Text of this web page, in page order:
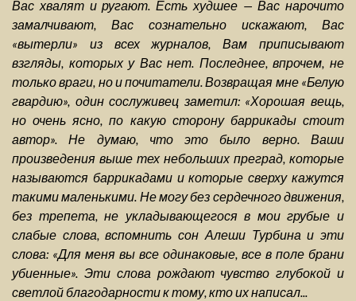
Вас хвалят и ругают. Есть худшее — Вас нарочито
замалчивают, Вас сознательно искажают, Вас
«вытерли» из всех журналов, Вам приписывают
взгляды, которых у Вас нет. Последнее, впрочем, не
только враги, но и почитатели. Возвращая мне «Белую
гвардию», один сослуживец заметил: «Хорошая вещь,
но очень ясно, по какую сторону баррикады стоит
автор». Не думаю, что это было верно. Ваши
произведения выше тех небольших преград, которые
называются баррикадами и которые сверху кажутся
такими маленькими. Не могу без сердечного движения,
без трепета, не укладывающегося в мои грубые и
слабые слова, вспомнить сон Алеши Турбина и эти
слова: «Для меня вы все одинаковые, все в поле брани
убиенные». Эти слова рождают чувство глубокой и
светлой благодарности к тому, кто их написал...